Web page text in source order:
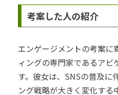
考案した人の紹介
エンゲージメントの考案に
ィングの専門家であるアビ
す。彼女は、SNSの普及に
ング戦略が大きく変化する